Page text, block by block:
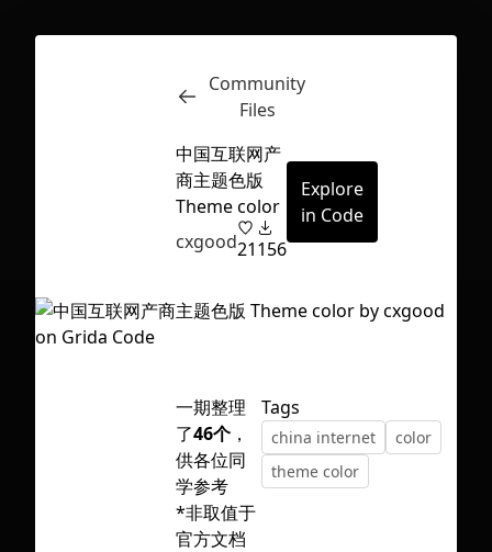
First Loading might take a while
depending on your file size.
Inspect
Community
Files
中国互联网产
商主题色版
Theme color
cxgood21156
Explore
in Code
一期整理
了46个 ，
供各位同
学参考
*非取值于
官方文档
Tags
china internet
color
theme color